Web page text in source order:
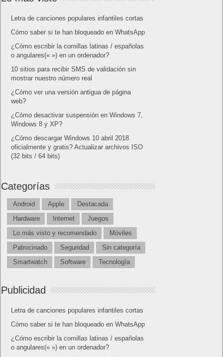
Letra de canciones populares infantiles cortas
Cómo saber si te han bloqueado en WhatsApp
¿Cómo escribir la comillas latinas / españolas
o angulares(« ») en un ordenador?
10 sitios para recibir SMS de validación sin
mostrar nuestro número real
¿Cómo ver una versión antigua de página
web?
¿Cómo desactivar suspensión en Windows 7,
Windows 8 y XP?
¿Cómo descargar Windows 10 abril 2018
oficialmente y gratis? Actualizar archivos ISO
(32 bits / 64 bits)
Categorías
Android Apple
Destacada
Hardware
Internet
Juegos
Lo más visto y recomendado
Móviles
Patrocinado
Seguridad
Sin categoría
Smartwatch
Software Tecnología
Publicidad
Letra de canciones populares infantiles cortas
Cómo saber si te han bloqueado en WhatsApp
¿Cómo escribir la comillas latinas / españolas
o angulares(« ») en un ordenador?